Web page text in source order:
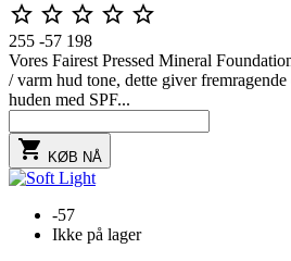
    
255 -57 198
Vores Fairest Pressed Mineral
/ varm hud tone, dette giver
huden med SPF...
 KØB NÅ
-57
Ikke på lager